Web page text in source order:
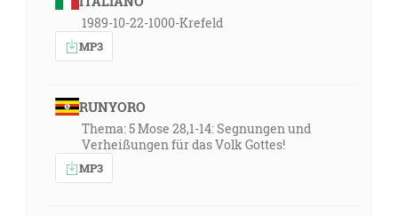
1989-10-22-1000-Krefeld
MP3
RUNYORO
Thema: 5 Mose 28,1-14: Segnungen und
Verheißungen für das Volk Gottes!
MP3